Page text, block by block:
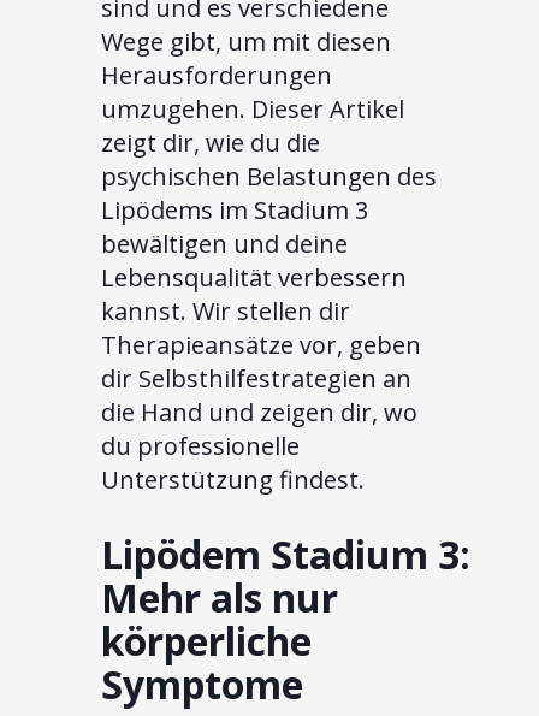
sind und es verschiedene
Wege gibt, um mit diesen
Herausforderungen
umzugehen. Dieser Artikel
zeigt dir, wie du die
psychischen Belastungen des
Lipödems im Stadium 3
bewältigen und deine
Lebensqualität verbessern
kannst. Wir stellen dir
Therapieansätze vor, geben
dir Selbsthilfestrategien an
die Hand und zeigen dir, wo
du professionelle
Unterstützung findest.
Lipödem Stadium 3:
Mehr als nur
körperliche
Symptome